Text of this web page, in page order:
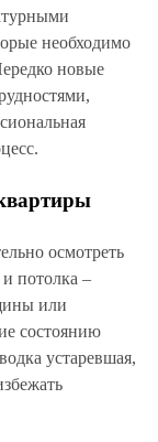
необходимо
новые
осмотреть
и потолка –
или
состоянию
устаревшая,